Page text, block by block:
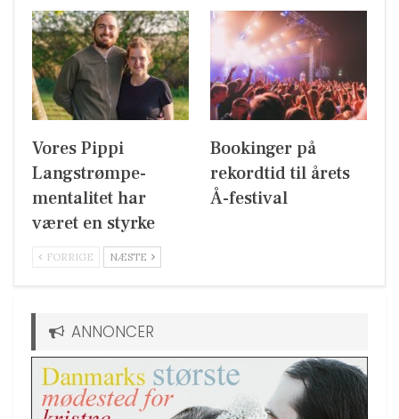
Vores Pippi
Langstrømpe-
mentalitet har
været en styrke
Bookinger på
rekordtid til årets
Å-festival
FORRIGE NÆSTE
ANNONCER